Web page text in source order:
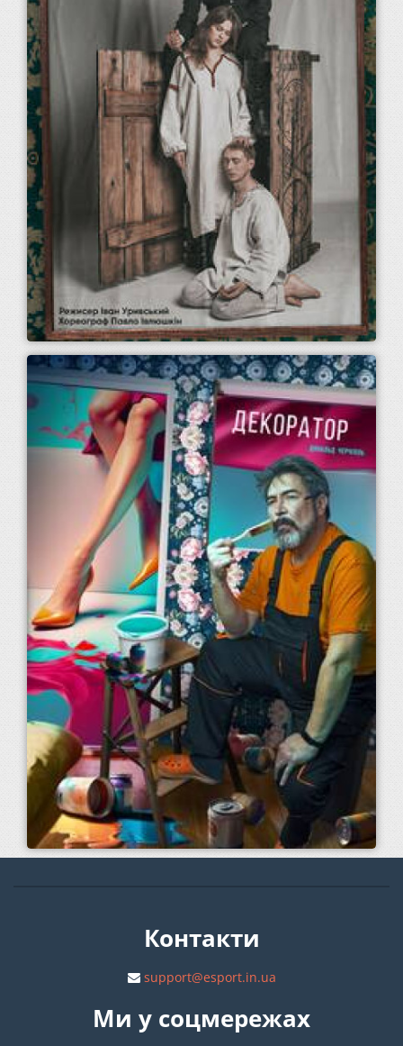
Контакти
support@esport.in.ua
Ми у соцмережах